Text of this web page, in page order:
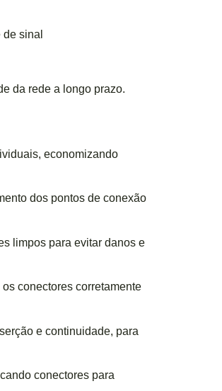
sinal
da rede a longo prazo.
economizando
dos pontos de conexão
limpos para evitar danos e
conectores corretamente
e continuidade, para
conectores para